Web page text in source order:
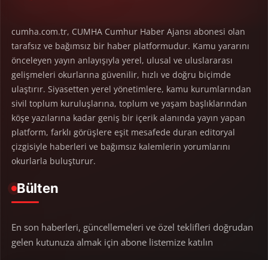
cumha.com.tr, CUMHA Cumhur Haber Ajansı abonesi olan
tarafsız ve bağımsız bir haber platformudur. Kamu yararını
önceleyen yayın anlayışıyla yerel, ulusal ve uluslararası
gelişmeleri okurlarına güvenilir, hızlı ve doğru biçimde
ulaştırır. Siyasetten yerel yönetimlere, kamu kurumlarından
sivil toplum kuruluşlarına, toplum ve yaşam başlıklarından
köşe yazılarına kadar geniş bir içerik alanında yayın yapan
platform, farklı görüşlere eşit mesafede duran editoryal
çizgisiyle haberleri ve bağımsız kalemlerin yorumlarını
okurlarla buluşturur.
Bülten
En son haberleri, güncellemeleri ve özel teklifleri doğrudan
gelen kutunuza almak için abone listemize katılın